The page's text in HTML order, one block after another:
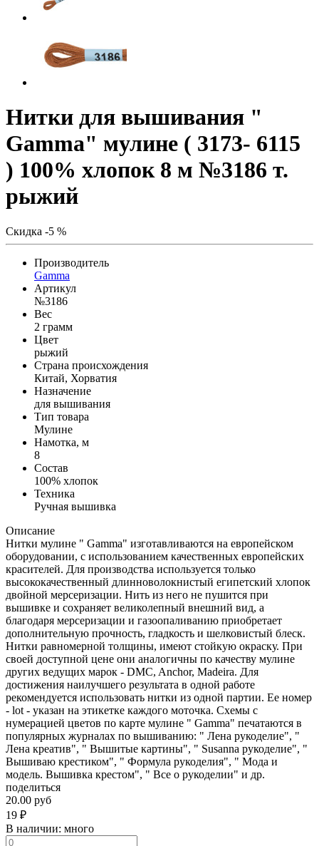
Нитки для вышивания "
Gamma" мулине ( 3173- 6115
) 100% хлопок 8 м №3186 т.
рыжий
Скидка -5 %
Производитель
Gamma
Артикул
№3186
Вес
2 грамм
Цвет
рыжий
Страна происхождения
Китай, Хорватия
Назначение
для вышивания
Тип товара
Мулине
Намотка, м
8
Состав
100% хлопок
Техника
Ручная вышивка
Описание
Нитки мулине " Gamma" изготавливаются на европейском
оборудовании, с использованием качественных европейских
красителей. Для производства используется только
высококачественный длинноволокнистый египетский хлопок
двойной мерсеризации. Нить из него не пушится при
вышивке и сохраняет великолепный внешний вид, а
благодаря мерсеризации и газоопаливанию приобретает
дополнительную прочность, гладкость и шелковистый блеск.
Нитки равномерной толщины, имеют стойкую окраску. При
своей доступной цене они аналогичны по качеству мулине
других ведущих марок - DMC, Anchor, Madeira. Для
достижения наилучшего результата в одной работе
рекомендуется использовать нитки из одной партии. Ее номер
- lot - указан на этикетке каждого моточка. Схемы с
нумерацией цветов по карте мулине " Gamma" печатаются в
популярных журналах по вышиванию: " Лена рукоделие", "
Лена креатив", " Вышитые картины", " Susanna рукоделие", "
Вышиваю крестиком", " Формула рукоделия", " Мода и
модель. Вышивка крестом", " Все о рукоделии" и др.
поделиться
20.00 руб
19 ₽
В наличии: много